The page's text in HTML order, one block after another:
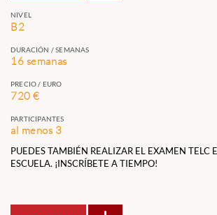
NIVEL
B2
DURACIÓN / SEMANAS
16 semanas
PRECIO / EURO
720 €
PARTICIPANTES
al menos 3
PUEDES TAMBIÉN REALIZAR EL EXAMEN TELC
ESCUELA. ¡INSCRÍBETE A TIEMPO!